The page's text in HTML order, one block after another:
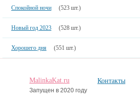
Доброе утро (1151 шт.)
С Днем Рождения! Женщине
Доброе утро (538 шт.)
Доброе утро (прикольные)
(523 шт.)